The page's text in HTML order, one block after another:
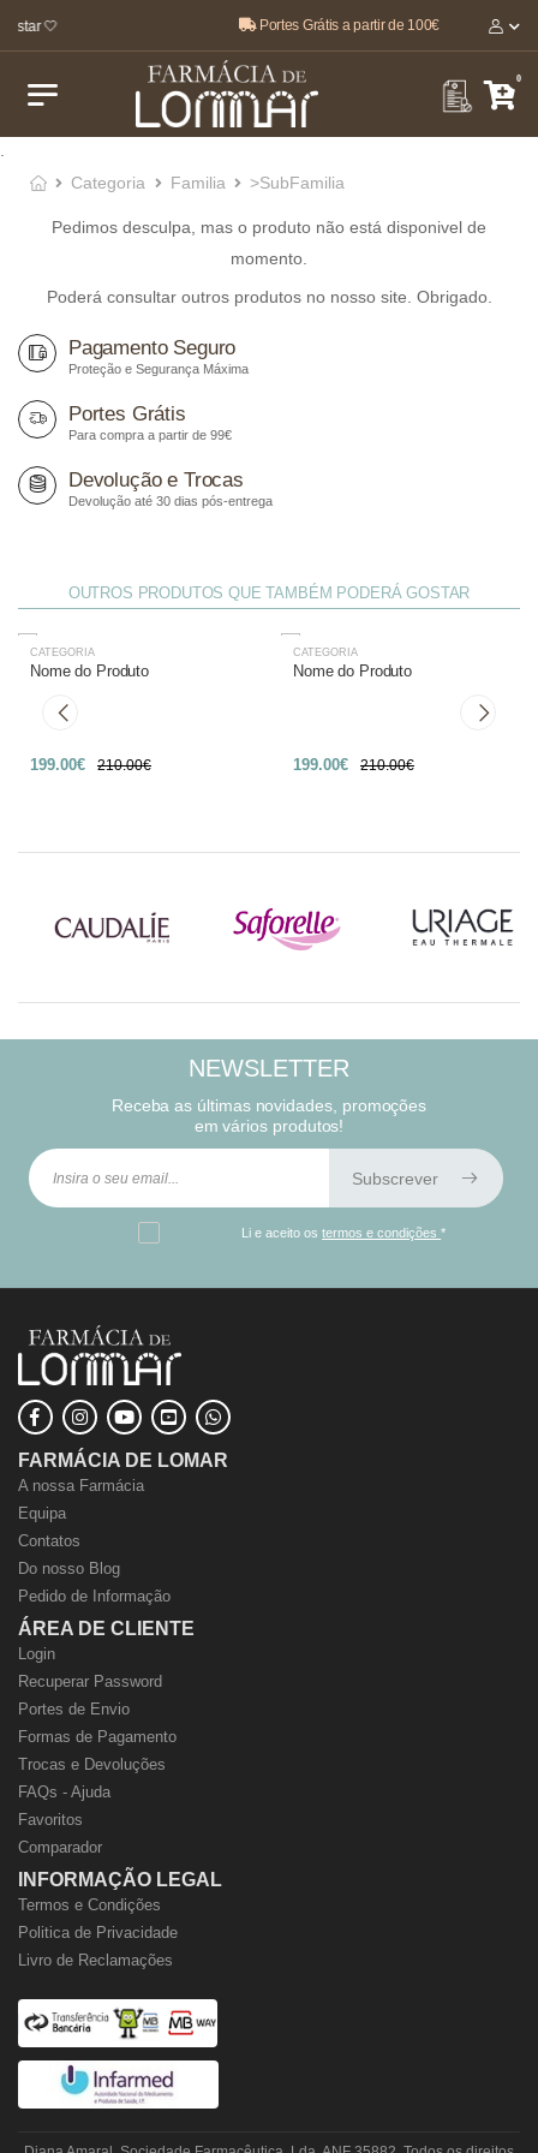
🤍 Portes Grátis a partir de 100€
0
Categoria
Familia >SubFamilia
Pedimos desculpa, mas o produto não está disponivel de
momento.
Poderá consultar outros produtos no nosso site. Obrigado.
Pagamento Seguro
Proteção e Segurança Máxima
Portes Grátis
Para compra a partir de 99€
Devolução e Trocas
Devolução até 30 dias pós-entrega
OUTROS PRODUTOS QUE TAMBÉM PODERÁ GOSTAR
-27%
CATEGORIA
Nome do Produto
199.00€ 210.00€
-27%
CATEGORIA
Nome do Produto
199.00€ 210.00€
NEWSLETTER
Receba as últimas novidades, promoções
em vários produtos!
Subscrever
Li e aceito ostermos e condições*
FARMÁCIA DE LOMAR
A nossa Farmácia
Equipa
Contatos
Do nosso Blog
Pedido de Informação
ÁREA DE CLIENTE
Login
Recuperar Password
Portes de Envio
Formas de Pagamento
Trocas e Devoluções
FAQs - Ajuda
Favoritos
Comparador
INFORMAÇÃO LEGAL
Termos e Condições
Politica de Privacidade
Livro de Reclamações